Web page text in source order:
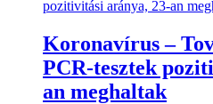
Koronavírus –
PCR-tesztek
an meghaltak